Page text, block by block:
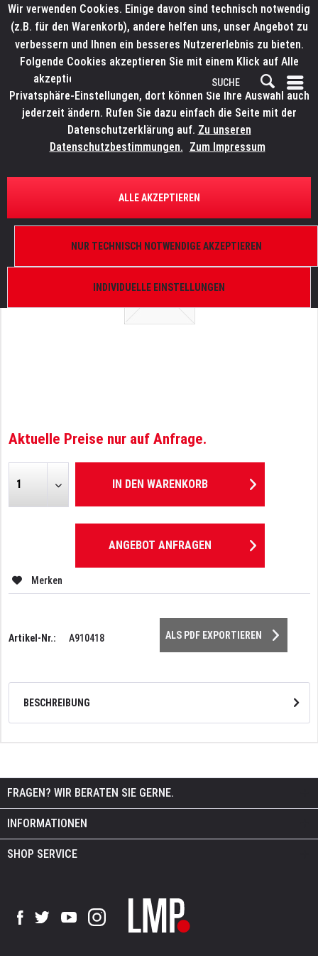
ÜBERSICHT ERSATZTEILE
AT, ColorWash 250 AT, StageBanner 10 AT
Aktuelle Preise nur auf Anfrage.
IN DEN WARENKORB
ANGEBOT ANFRAGEN
Merken
Artikel-Nr.: A910418 ALS PDF EXPORTIEREN
BESCHREIBUNG
FRAGEN? WIR BERATEN SIE GERNE.
INFORMATIONEN
SHOP SERVICE
Wir verwenden Cookies. Einige davon sind technisch notwendig
(z.B. für den Warenkorb), andere helfen uns, unser Angebot zu
verbessern und Ihnen ein besseres Nutzererlebnis zu bieten.
Folgende Cookies akzeptieren Sie mit einem Klick auf Alle
akzeptieren. Weitere Informationen finden Sie in den
Privatsphäre-Einstellungen, dort können Sie Ihre Auswahl auch
jederzeit ändern. Rufen Sie dazu einfach die Seite mit der
Datenschutzerklärung auf. Zu unseren
Datenschutzbestimmungen. Zum Impressum
INDIVIDUELLE EINSTELLUNGEN
NUR TECHNISCH NOTWENDIGE AKZEPTIEREN
ALLE AKZEPTIEREN